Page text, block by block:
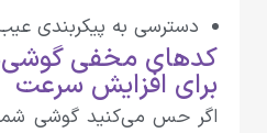
دسترسی به پیکربندی
کدهای مخفی
برای افزایش سرعت
اگر حس می‌کنید گوشی